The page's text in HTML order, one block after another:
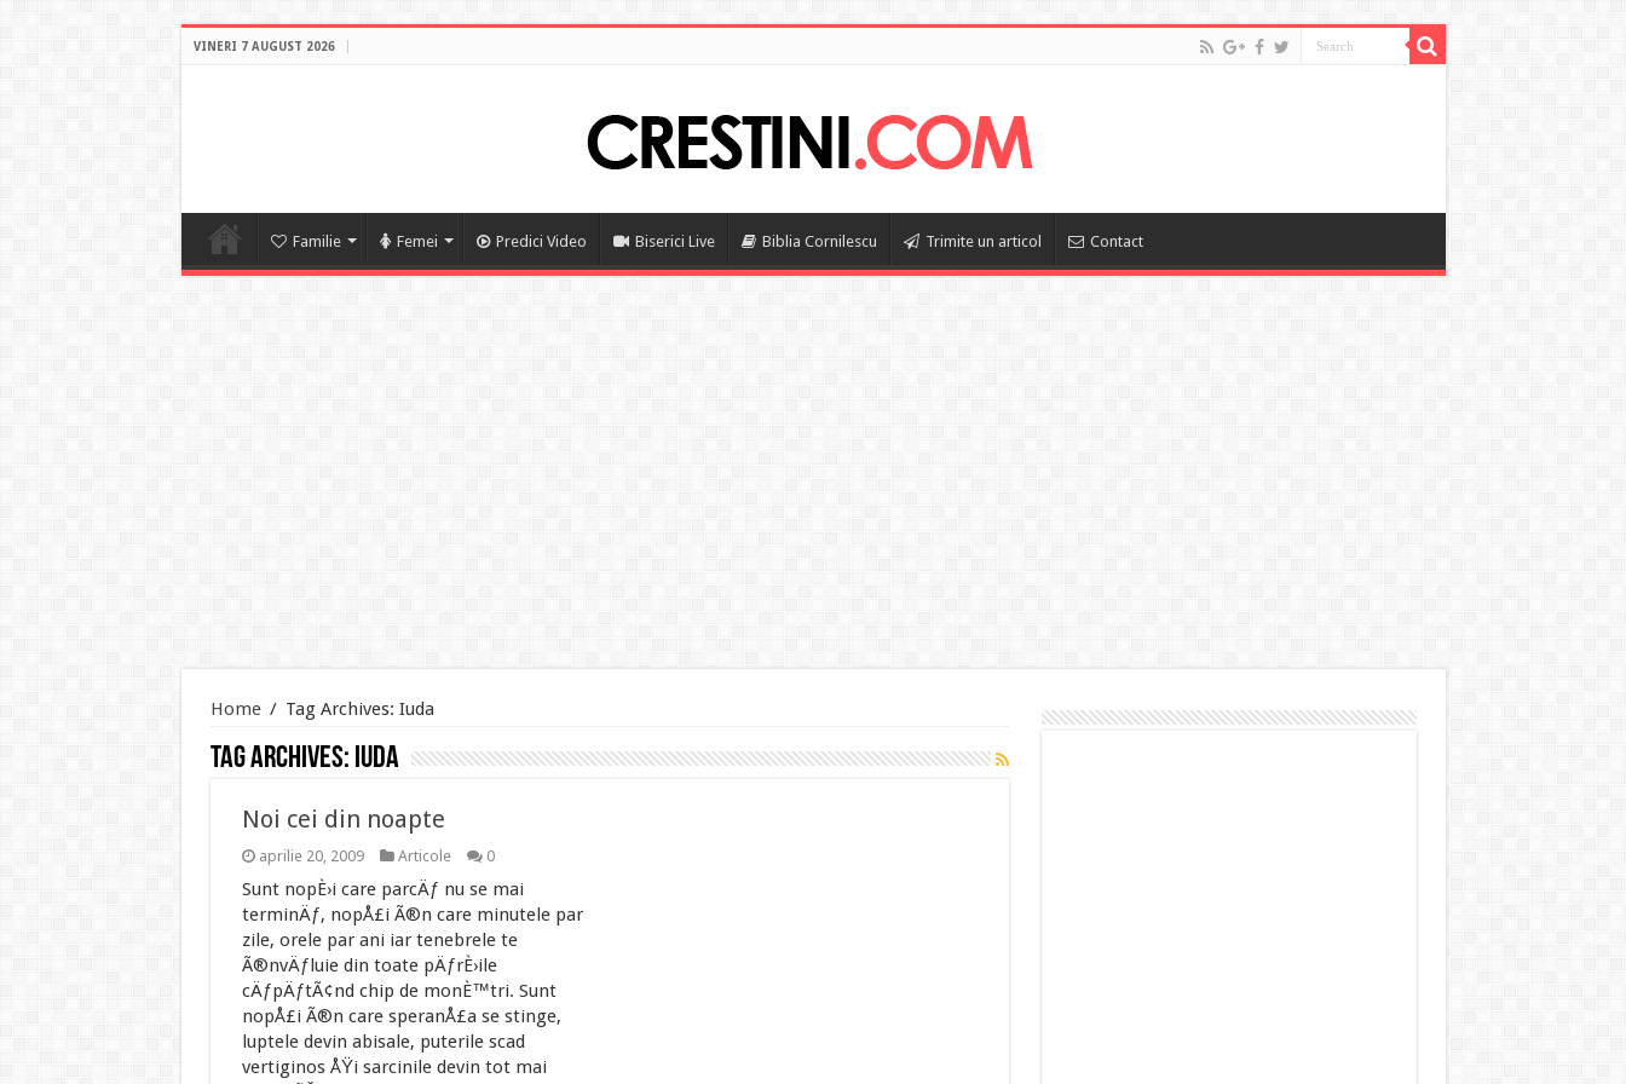
VINERI 7 AUGUST 2026
Familie Femei Predici Video Biserici Live Biblia Cornilescu Trimite un articol Contact
Home / Tag Archives: Iuda
Tag Archives: Iuda
Noi cei din noapte
aprilie 20, 2009 Articole 0
Sunt nopÈ›i care parcÄƒ nu se mai
terminÄƒ, nopÅ£i Ã®n care minutele par
zile, orele par ani iar tenebrele te
Ã®nvÄƒluie din toate pÄƒrÈ›ile
cÄƒpÄƒtÃ¢nd chip de monÈ™tri. Sunt
nopÅ£i Ã®n care speranÅ£a se stinge,
luptele devin abisale, puterile scad
vertiginos ÅŸi sarcinile devin tot mai